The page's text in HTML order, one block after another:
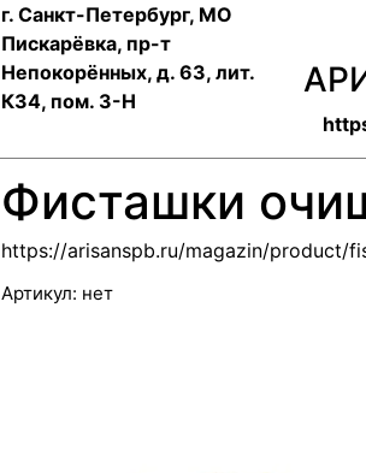
г. Санкт-Петербург, МО
Пискарёвка, пр-т
Непокорённых, д. 63, лит.
К34, пом. 3-Н
Фисташки
https://arisanspb.ru/magazin/product/
Артикул: нет